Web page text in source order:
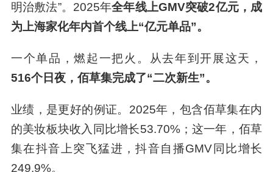
这一切的伏笔，始于2025年初——在团队经过N
那个被称为“大白泥”的现象级单品，以“新七白”古
方为根，改良配方、拿下美白特证，更创造出“三
明治敷法”。2025年